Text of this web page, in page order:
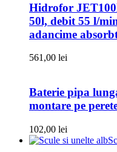
Hidrofor
50l, debit 55 l/
adancime
561,00 lei
Baterie pipa
montare pe
102,00 lei